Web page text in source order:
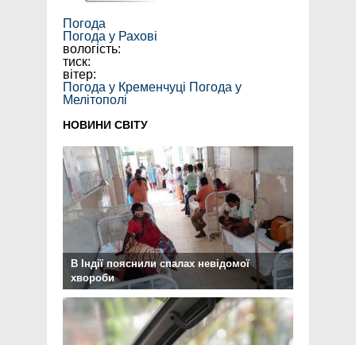
Погода
Погода у Рахові
вологість:
тиск:
вітер:
Погода у Кременчуці Погода у
Мелітополі
НОВИНИ СВІТУ
В Індії пояснили спалах невідомої
хвороби